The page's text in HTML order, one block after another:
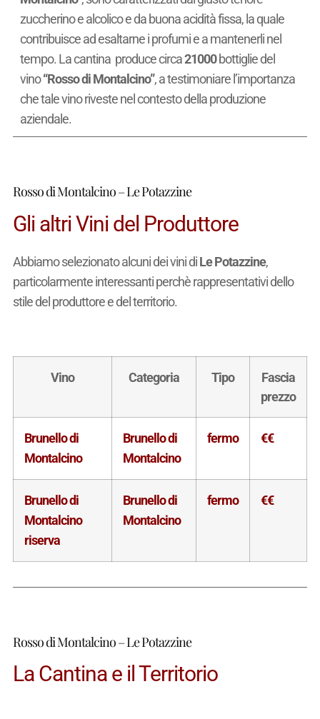
zuccherino e alcolico e da buona acidità fissa, la quale
contribuisce ad esaltarne i profumi e a mantenerli nel
tempo. La cantina produce circa21000bottiglie del
vino“Rosso di Montalcino”, a testimoniare l’importanza
che tale vino riveste nel contesto della produzione
aziendale.
Rosso di Montalcino – Le Potazzine
Gli altri Vini del Produttore
Abbiamo selezionato alcuni dei vini diLe Potazzine,
particolarmente interessanti perchè rappresentativi dello
stile del produttore e del territorio.
Vino Categoria Tipo
Fascia
prezzo
Brunello di
Montalcino
Brunello di
Montalcino
fermo €€
Brunello di
Montalcino
riserva
Brunello di
Montalcino
fermo €€
Rosso di Montalcino – Le Potazzine
La Cantina e il Territorio